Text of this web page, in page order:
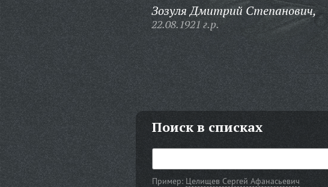
Зозуля Дмитрий Степанович,
22.08.1921 г.р.
Поиск в списках
Пример: Целищев Сергей Афанасьевич